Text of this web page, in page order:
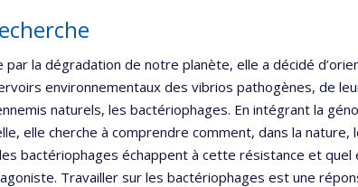
la dégradation de notre planète, elle a décidé
environnementaux des vibrios pathogènes, de
naturels, les bactériophages. En intégrant la
elle cherche à comprendre comment, dans la
bactériophages échappent à cette résistance et
Travailler sur les bactériophages est une